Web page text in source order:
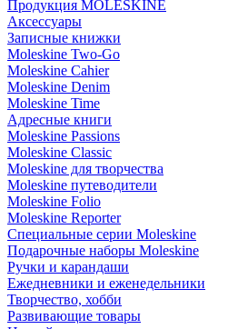
Продукция MOLESKINE
Аксессуары
Записные книжки
Moleskine Two-Go
Moleskine Cahier
Moleskine Denim
Moleskine Time
Адресные книги
Moleskine Passions
Moleskine Classic
Moleskine для творчества
Moleskine путеводители
Moleskine Folio
Moleskine Reporter
Специальные серии Moleskine
Подарочные наборы Moleskine
Ручки и карандаши
Ежедневники и еженедельники
Творчество, хобби
Развивающие товары